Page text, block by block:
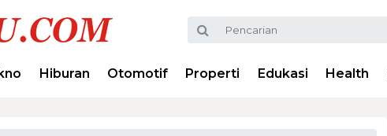
Hiburan Otomotif Properti Edukasi Health